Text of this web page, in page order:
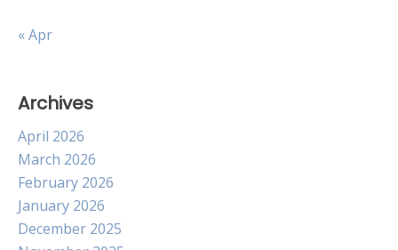
« Apr
Archives
April 2026
March 2026
February 2026
January 2026
December 2025